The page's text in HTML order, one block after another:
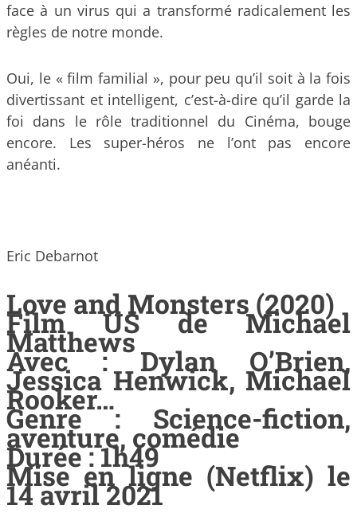
face à un virus qui a transformé radicalement les
règles de notre monde.
Oui, le « film familial », pour peu qu’il soit à la fois
divertissant et intelligent, c’est-à-dire qu’il garde la
foi dans le rôle traditionnel du Cinéma, bouge
encore. Les super-héros ne l’ont pas encore
anéanti.
Eric Debarnot
Love and Monsters (2020)
Film US de Michael
Matthews
Avec : Dylan O’Brien,
Jessica Henwick, Michael
Rooker…
Genre : Science-fiction,
aventure, comédie
Durée : 1h49
Mise en ligne (Netflix) le
14 avril 2021